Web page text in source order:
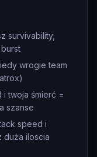
survivability,
wrogie team
twoja śmierć =
szanse
speed i
duża iloscia